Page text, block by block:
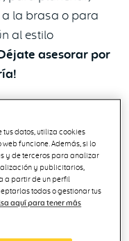
a la brasa o para
al estilo
asesorar por
el 15 de junio,
encontrarás al
y llévate un
en la cocina!
tu mano con
tus datos, utiliza cookies
funcione. Además, si lo
y de terceros para analizar
y publicitarios,
a partir de un perfil
todas o gestionar tus
aquí para tener más